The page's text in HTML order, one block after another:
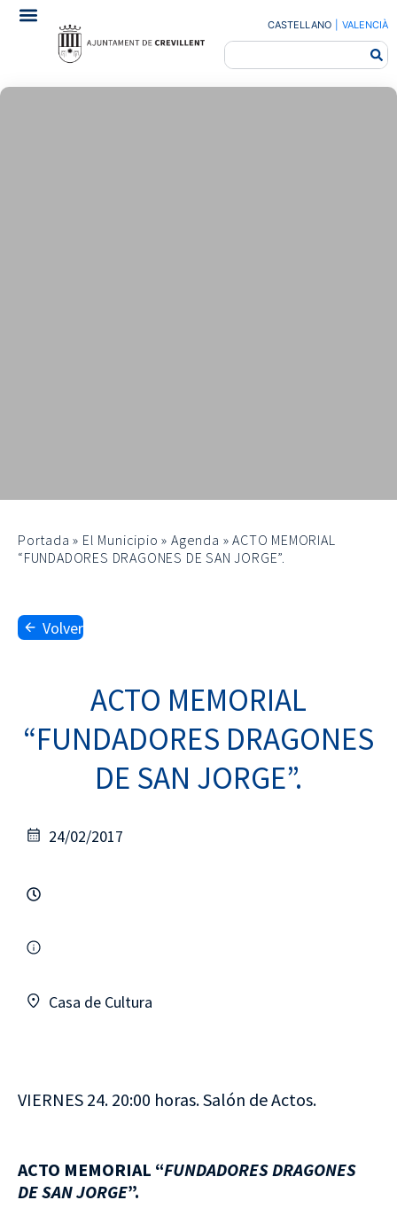
CASTELLANO VALENCIÀ
Portada » El Municipio »Agenda »ACTO MEMORIAL
“FUNDADORES DRAGONES DE SAN JORGE”.
Volver
ACTO MEMORIAL
“FUNDADORES DRAGONES
DE SAN JORGE”.
24/02/2017
Casa de Cultura
VIERNES 24. 20:00 horas. Salón de Actos.
ACTO MEMORIAL “FUNDADORES DRAGONES
DE SAN JORGE”.